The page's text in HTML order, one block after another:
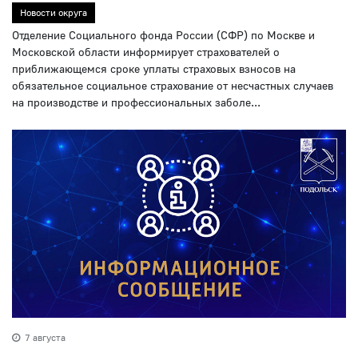
Новости округа
Отделение Социального фонда России (СФР) по Москве и
Московской области информирует страхователей о
приближающемся сроке уплаты страховых взносов на
обязательное социальное страхование от несчастных случаев
на производстве и профессиональных заболе...
7 августа